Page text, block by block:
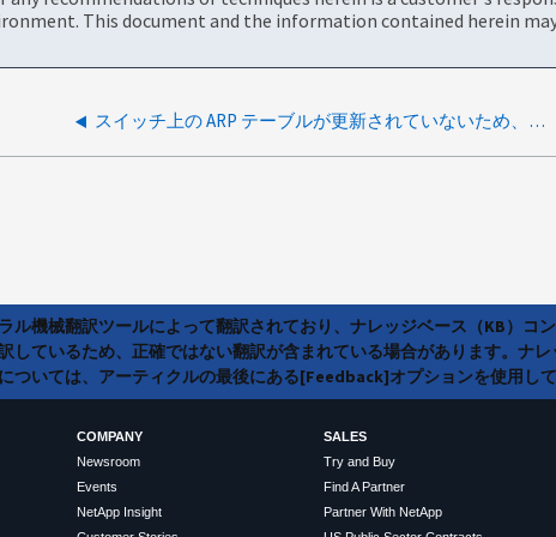
This document and the information contained herein
スイッチ上の ARP テーブルが更新されていないため、ギブバック後に LIF に到達できません
ル機械翻訳ツールによって翻訳されており、ナレッジベース（KB）
しているため、正確ではない翻訳が含まれている場合があります。ナ
ついては、アーティクルの最後にある[Feedback]オプションを使用し
COMPANY
Newsroom
Events
NetApp Insight
SALES
Try and Buy
Find A Partner
Partner With NetApp